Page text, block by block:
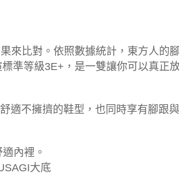
來比對。依照數據統計，東方人的
準等級3E+，是一雙讓你可以真正
適不擁擠的鞋型，也同時享有腳跟
內裡。
大底